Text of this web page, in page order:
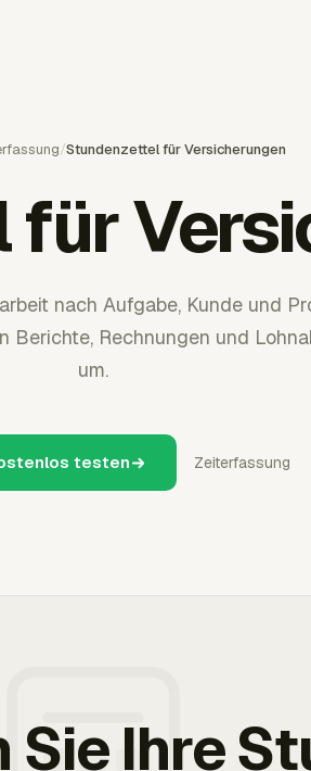
/Stundenzettel für Versicherungen
nach Aufgabe, Kunde und
Berichte, Rechnungen und
um.
testen Zeiterfassung
Sie Ihre